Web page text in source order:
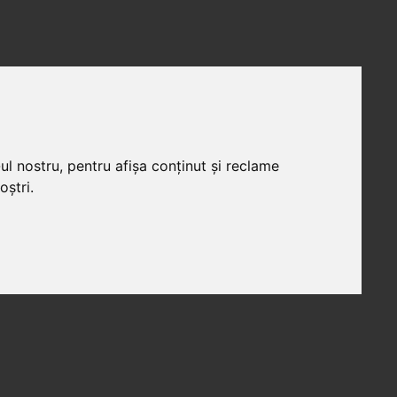
nostru, pentru afișa conținut și reclame